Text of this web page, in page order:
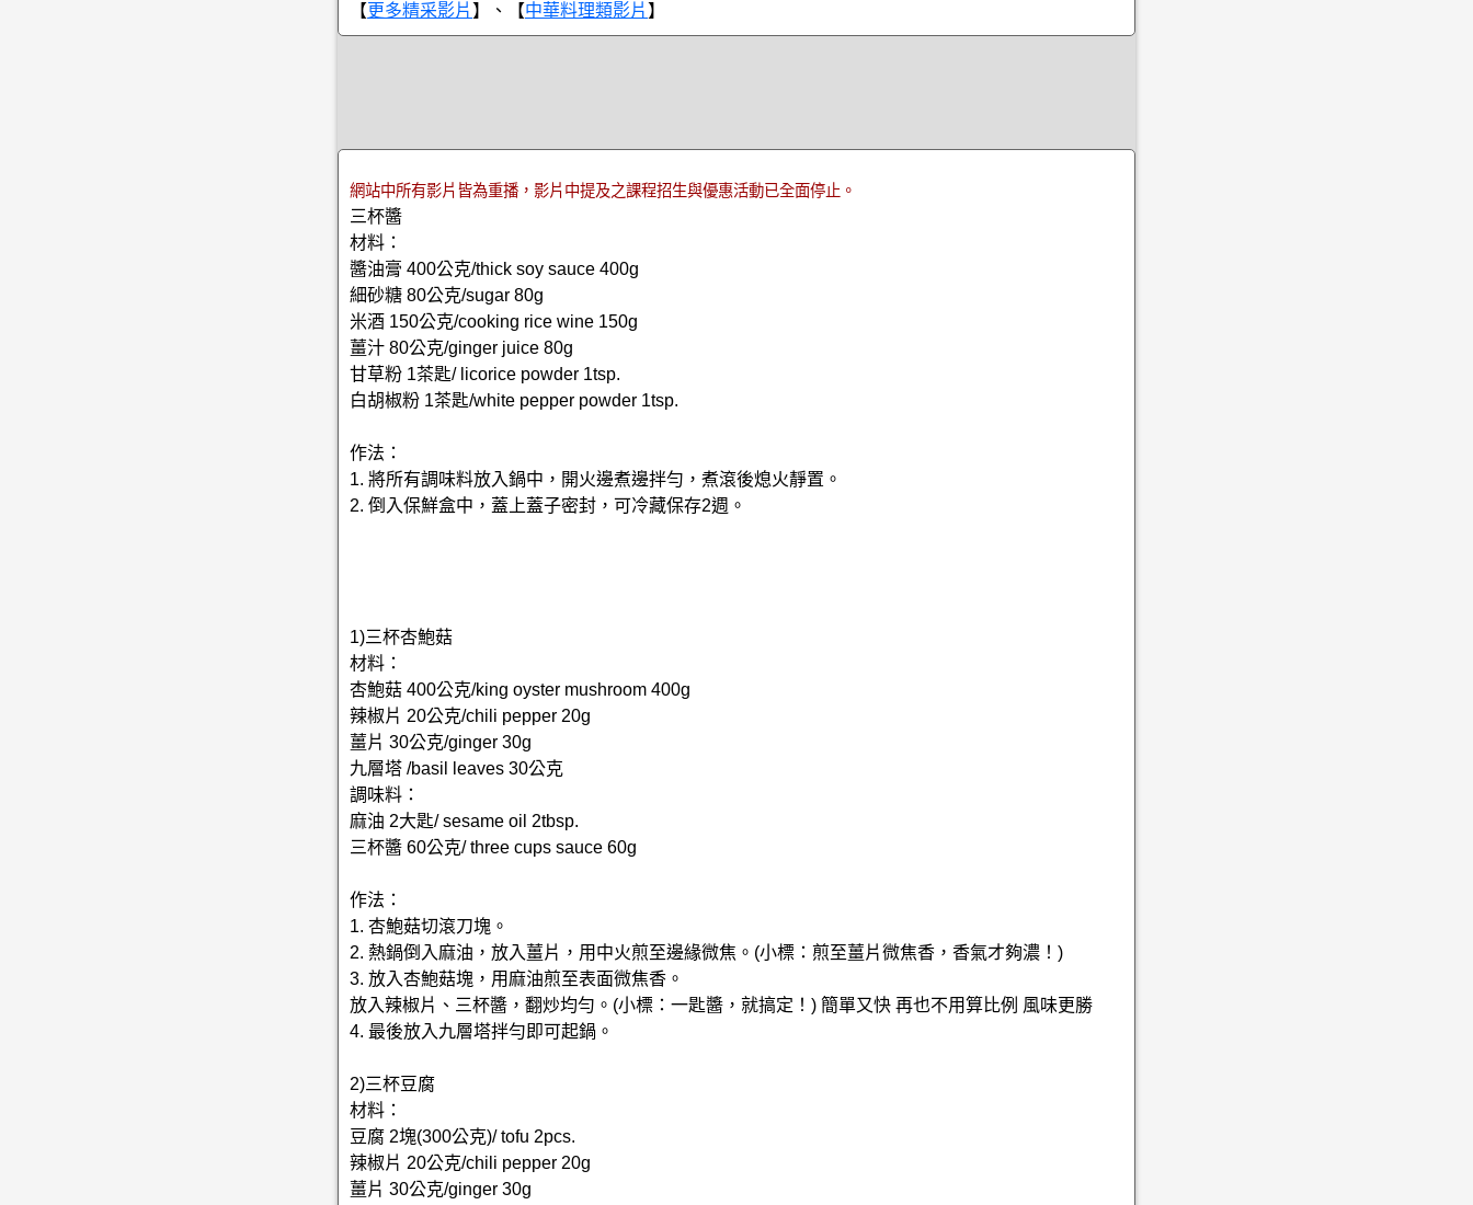
【更多精采影片 】、【中華料理類影片 】
網站中所有影片皆為重播，影片中提及之課程招生與優惠活動已全面停止。
三杯醬
材料：
醬油膏 400公克/thick soy sauce 400g
細砂糖 80公克/sugar 80g
米酒 150公克/cooking rice wine 150g
薑汁 80公克/ginger juice 80g
甘草粉 1茶匙/ licorice powder 1tsp.
白胡椒粉 1茶匙/white pepper powder 1tsp.
作法：
1. 將所有調味料放入鍋中，開火邊煮邊拌勻，煮滾後熄火靜置。
2. 倒入保鮮盒中，蓋上蓋子密封，可冷藏保存2週。
1)三杯杏鮑菇
材料：
杏鮑菇 400公克/king oyster mushroom 400g
辣椒片 20公克/chili pepper 20g
薑片 30公克/ginger 30g
九層塔 /basil leaves 30公克
調味料：
麻油 2大匙/ sesame oil 2tbsp.
三杯醬 60公克/ three cups sauce 60g
作法：
1. 杏鮑菇切滾刀塊。
2. 熱鍋倒入麻油，放入薑片，用中火煎至邊緣微焦。(小標：煎至薑片微焦香，香氣才夠濃！)
3. 放入杏鮑菇塊，用麻油煎至表面微焦香。
放入辣椒片、三杯醬，翻炒均勻。(小標：一匙醬，就搞定！) 簡單又快 再也不用算比例 風味更勝
4. 最後放入九層塔拌勻即可起鍋。
2)三杯豆腐
材料：
豆腐 2塊(300公克)/ tofu 2pcs.
辣椒片 20公克/chili pepper 20g
薑片 30公克/ginger 30g